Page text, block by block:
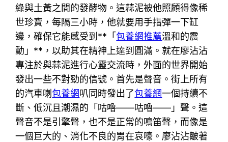
綠與土黃之間的發酵物。這蒜泥被他照顧得像稀
世珍寶，每隔三小時，他就要用手指彈一下缸
邊，確保它能感受到**「包養網推薦溫和的震
動」**，以助其在精神上達到圓滿。就在廖沾沾
專注於與蒜泥進行心靈交流時，外面的世界開始
發出一些不對勁的信號。首先是聲音。街上所有
的汽車喇包養網叭同時發出了包養網一個持續不
斷、低沉且潮濕的「咕嚕——咕嚕——」聲。這
聲音不是引擎聲，也不是正常的鳴笛聲，而像是
一個巨大的、消化不良的胃在哀嚎。廖沾沾皺著